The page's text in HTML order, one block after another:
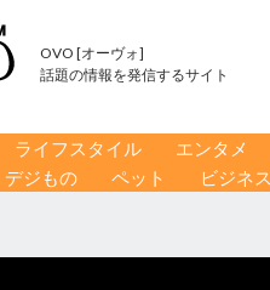
OVO [オーヴォ]
話題の情報を発信するサイト
ライフスタイル
エンタメ
デジもの ペット ビジネ